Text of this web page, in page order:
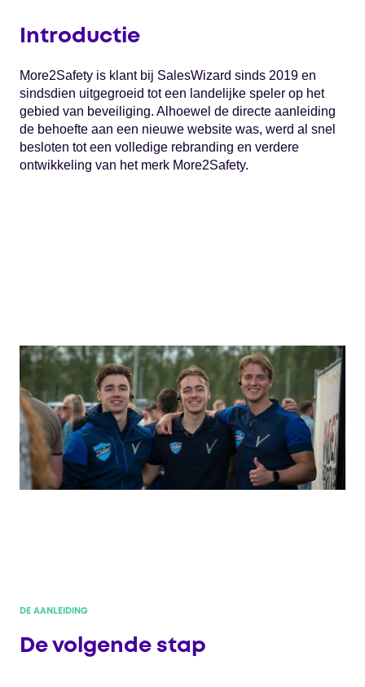
Introductie
More2Safety is klant bij SalesWizard sinds 2019 en
sindsdien uitgegroeid tot een landelijke speler op het
gebied van beveiliging. Alhoewel de directe aanleiding
de behoefte aan een nieuwe website was, werd al snel
besloten tot een volledige rebranding en verdere
ontwikkeling van het merk More2Safety.
DE AANLEIDING
De volgende stap